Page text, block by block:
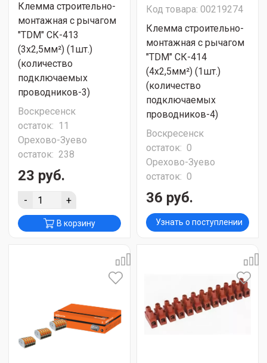
Клемма строительно-
монтажная с рычагом
"TDM" СК-413
(3х2,5мм²) (1шт.)
(количество
подключаемых
проводников-3)
Воскресенск
остаток: 11
Орехово-Зуево
остаток: 238
23 руб.
- +
В корзину
Код товара: 00219274
Клемма строительно-
монтажная с рычагом
"TDM" СК-414
(4х2,5мм²) (1шт.)
(количество
подключаемых
проводников-4)
Воскресенск
остаток: 0
Орехово-Зуево
остаток: 0
36 руб.
Узнать о поступлении